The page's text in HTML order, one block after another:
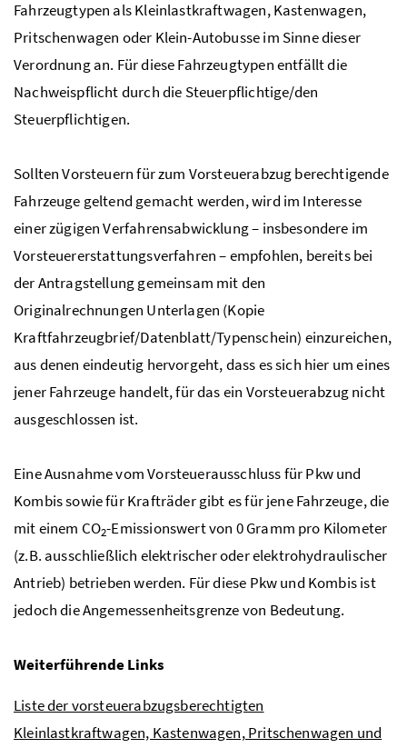
Fahrzeugtypen als Kleinlastkraftwagen, Kastenwagen,
Pritschenwagen oder Klein-Autobusse im Sinne dieser
Verordnung an. Für diese Fahrzeugtypen entfällt die
Nachweispflicht durch die Steuerpflichtige/den
Steuerpflichtigen.
Sollten Vorsteuern für zum Vorsteuerabzug berechtigende
Fahrzeuge geltend gemacht werden, wird im Interesse
einer zügigen Verfahrensabwicklung – insbesondere im
Vorsteuererstattungsverfahren – empfohlen, bereits bei
der Antragstellung gemeinsam mit den
Originalrechnungen Unterlagen (Kopie
Kraftfahrzeugbrief/Datenblatt/Typenschein) einzureichen,
aus denen eindeutig hervorgeht, dass es sich hier um eines
jener Fahrzeuge handelt, für das ein Vorsteuerabzug nicht
ausgeschlossen ist.
Eine Ausnahme vom Vorsteuerausschluss fürPkwund
Kombis sowie für Krafträder gibt es für jene Fahrzeuge, die
mit einem CO2-Emissionswert von 0 Gramm pro Kilometer
(z.B. ausschließlich elektrischer oder elektrohydraulischer
Antrieb) betrieben werden. Für diese Pkwund Kombis ist
jedoch die Angemessenheitsgrenze von Bedeutung.
Weiterführende Links
Liste der vorsteuerabzugsberechtigten
Kleinlastkraftwagen, Kastenwagen, Pritschenwagen und